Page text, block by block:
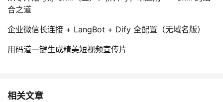
证
实
验
的
收
持
建
议
合之道
企业微信长连接 + LangBot + Dify 全配置（无域名版）
用码道一键生成精美短视频宣传片
相关文章